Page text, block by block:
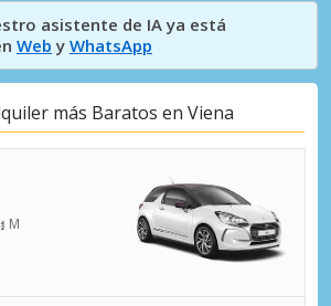
asistente de IA ya está
Web y WhatsApp
más Baratos en Viena
M